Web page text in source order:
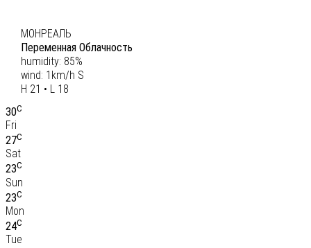
МОНРЕАЛЬ
Переменная Облачность
humidity: 85%
wind: 1km/h S
H 21 • L 18
30C
Fri
27C
Sat
23C
Sun
23C
Mon
24C
Tue